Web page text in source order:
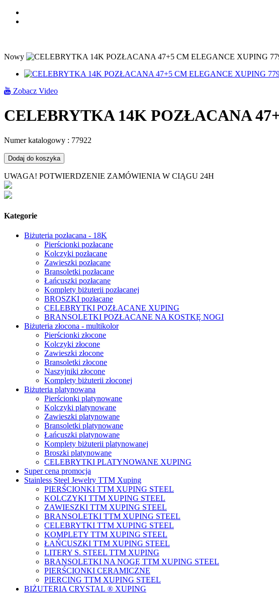
Nowy
Zobacz Video
CELEBRYTKA 14K POZŁACANA
Numer katalogowy : 77922
Dodaj do koszyka
UWAGA! POTWIERDZENIE ZAMÓWIENIA W CIĄGU 24H
Kategorie
Biżuteria pozłacana - 18K
Pierścionki pozłacane
Kolczyki pozłacane
Zawieszki pozłacane
Bransoletki pozłacane
Łańcuszki pozłacane
Komplety biżuterii pozłacanej
BROSZKI pozłacane
CELEBRYTKI POZŁACANE XUPING
BRANSOLETKI POZŁACANE NA KOSTKĘ NOGI
Biżuteria złocona - multikolor
Pierścionki złocone
Kolczyki złocone
Zawieszki złocone
Bransoletki złocone
Naszyjniki złocone
Komplety biżuterii złoconej
Biżuteria platynowana
Pierścionki platynowane
Kolczyki platynowane
Zawieszki platynowane
Bransoletki platynowane
Łańcuszki platynowane
Komplety biżuterii platynowanej
Broszki platynowane
CELEBRYTKI PLATYNOWANE XUPING
Super cena promocja
Stainless Steel Jewelry TTM Xuping
PIERŚCIONKI TTM XUPING STEEL
KOLCZYKI TTM XUPING STEEL
ZAWIESZKI TTM XUPING STEEL
BRANSOLETKI TTM XUPING STEEL
CELEBRYTKI TTM XUPING STEEL
KOMPLETY TTM XUPING STEEL
ŁAŃCUSZKI TTM XUPING STEEL
LITERY S. STEEL TTM XUPING
BRANSOLETKI NA NOGĘ TTM XUPING STEEL
PIERŚCIONKI CERAMICZNE
PIERCING TTM XUPING STEEL
BIŻUTERIA CRYSTAL ® XUPING